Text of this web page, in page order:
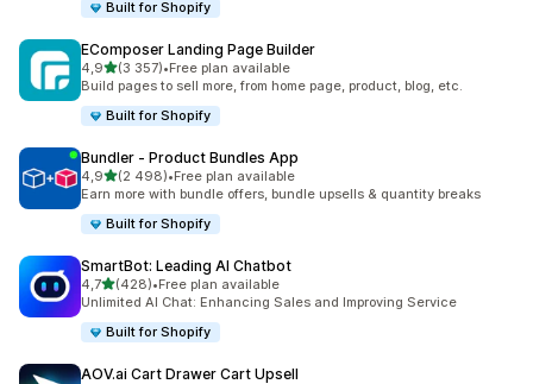
Built for Shopify
EComposer Landing Page Builder
4,9na 5 gwiazdek
(3 357)
Łączna liczba recenzji: 3357
•Free plan available
Build pages to sell more, from home page, product, blog, etc.
Built for Shopify
Bundler ‑ Product Bundles App
4,9na 5 gwiazdek
(2 498)
Łączna liczba recenzji: 2498
•Free plan available
Earn more with bundle offers, bundle upsells & quantity breaks
Built for Shopify
SmartBot: Leading AI Chatbot
4,7na 5 gwiazdek
(428)
Łączna liczba recenzji: 428
•Free plan available
Unlimited AI Chat: Enhancing Sales and Improving Service
Built for Shopify
AOV.ai Cart Drawer Cart Upsell